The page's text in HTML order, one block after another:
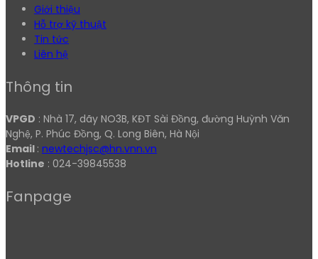
Giới thiệu
Hỗ trợ kỹ thuật
Tin tức
Liên hệ
Thông tin
VPGD : Nhà 17, dãy NO3B, KĐT Sài Đồng, đường Huỳnh Văn
Nghệ, P. Phúc Đồng, Q. Long Biên, Hà Nội
Email : newtechjsc@hn.vnn.vn
Hotline : 024-39845538
Fanpage